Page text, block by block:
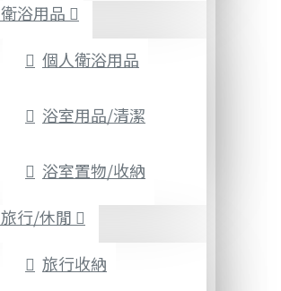
衛浴用品
個人衛浴用品
浴室用品/清潔
浴室置物/收納
旅行/休閒
旅行收納